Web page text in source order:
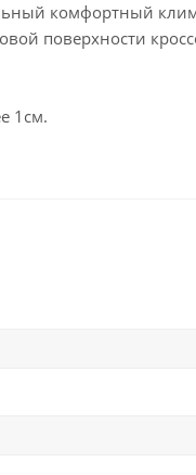
комфортный
поверхности
1см.